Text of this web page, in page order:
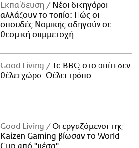
Εκπαίδευση
Νέοι δικηγόροι
αλλάζουν το τοπίο: Πώς οι
σπουδές Νομικής οδηγούν σε
θεσμική συμμετοχή
Good Living
Το BBQ στο σπίτι δεν
θέλει χώρο. Θέλει τρόπο.
Good Living
Οι εργαζόμενοι της
Kaizen Gaming βίωσαν το World
Cup από "μέσα"